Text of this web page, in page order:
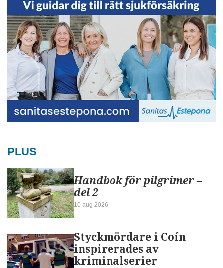
PLUS
Handbok för pilgrimer –
del 2
10 aug 2026
Styckmördare i Coín
inspirerades av
kriminalserier